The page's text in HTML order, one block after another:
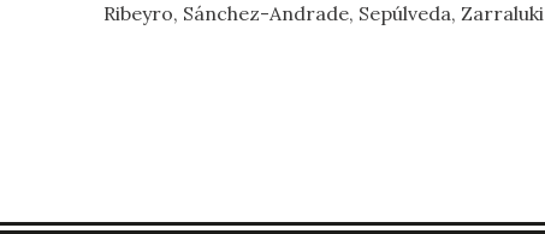
Ribeyro, Sánchez-Andrade, Sepúlveda, Zarraluki